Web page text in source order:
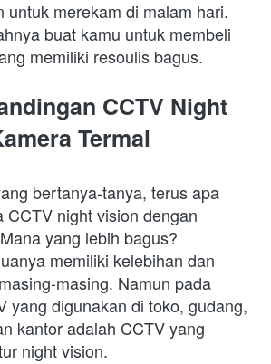
untuk merekam di malam hari.
buat kamu untuk membeli
memiliki resoulis bagus.
CCTV Night
Termal
bertanya-tanya, terus apa
CCTV night vision dengan
yang lebih bagus?
memiliki kelebihan dan
masing. Namun pada
yang digunakan di toko, gudang,
kantor adalah CCTV yang
night vision.